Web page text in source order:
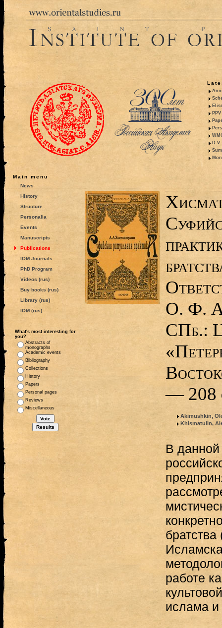
Main menu
News
History
Structure
Personalia
Events
Manuscripts
Publications
IOM Journals
PhD Program
Videos (rus)
Buy books (rus)
Library (rus)
IOM (rus)
What's most interesting for
you?
Abstracts of
monographs
Academic events
Bibliography
Collections
History
Papers
Personal pages
Reviews
Miscellaneous
О. Ф.
СПб.:
— 208
Akimushkin,
Khismatulin,
В данной
работе
ислама